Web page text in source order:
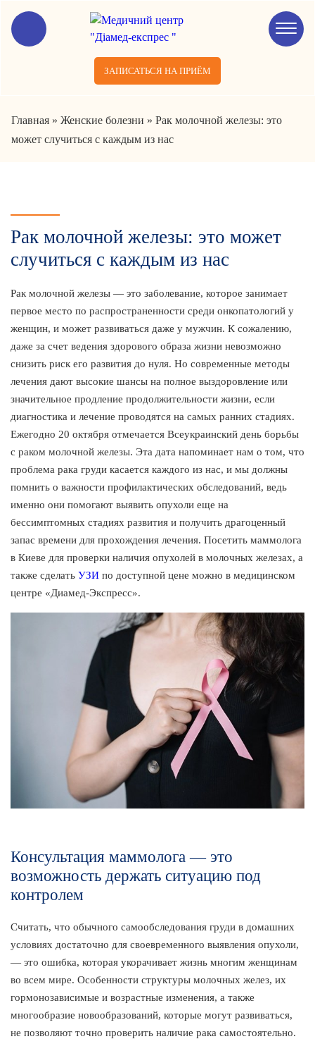
ЗАПИСАТЬСЯ НА ПРИЁМ
Главная » Женские болезни » Рак молочной железы: это
может случиться с каждым из нас
Рак молочной железы: это может
случиться с каждым из нас
Рак молочной железы — это заболевание, которое занимает
первое место по распространенности среди онкопатологий у
женщин, и может развиваться даже у мужчин. К сожалению,
даже за счет ведения здорового образа жизни невозможно
снизить риск его развития до нуля. Но современные методы
лечения дают высокие шансы на полное выздоровление или
значительное продление продолжительности жизни, если
диагностика и лечение проводятся на самых ранних стадиях.
Ежегодно 20 октября отмечается Всеукраинский день борьбы
с раком молочной железы. Эта дата напоминает нам о том, что
проблема рака груди касается каждого из нас, и мы должны
помнить о важности профилактических обследований, ведь
именно они помогают выявить опухоли еще на
бессимптомных стадиях развития и получить драгоценный
запас времени для прохождения лечения. Посетить маммолога
в Киеве для проверки наличия опухолей в молочных железах, а
также сделать УЗИ по доступной цене можно в медицинском
центре «Диамед-Экспресс».
Консультация маммолога — это
возможность держать ситуацию под
контролем
Считать, что обычного самообследования груди в домашних
условиях достаточно для своевременного выявления опухоли,
— это ошибка, которая укорачивает жизнь многим женщинам
во всем мире. Особенности структуры молочных желез, их
гормонозависимые и возрастные изменения, а также
многообразие новообразований, которые могут развиваться,
не позволяют точно проверить наличие рака самостоятельно.